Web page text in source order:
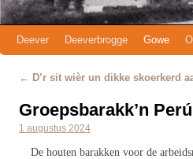
Deever Deeverbrogge Gowe
← D’r sit wièr un dikke skoerkerd
Groepsbarakk’n
1 augustus 2024
De houten barakken voor de